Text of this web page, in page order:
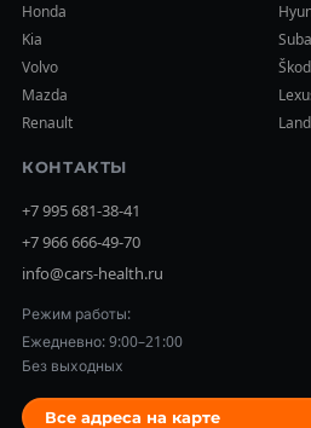
Honda
Kia
Volvo
Mazda
Renault
КОНТАКТЫ
+7 995 681-38-41
+7 966 666-49-70
info@cars-health.ru
Режим работы:
Ежедневно: 9:00–21:00
Без выходных
Все адреса на карте